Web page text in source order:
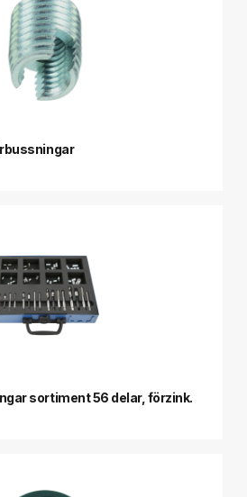
sortiment 56 delar, förzink.